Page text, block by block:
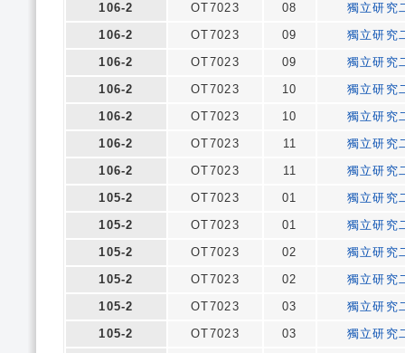
106-2
OT7023 08
獨立研究
106-2
OT7023 09
獨立研究
106-2
OT7023 09
獨立研究
106-2
OT7023 10
獨立研究
106-2
OT7023 10
獨立研究
106-2
OT7023 11
獨立研究
106-2
OT7023 11
獨立研究
105-2
OT7023 01
獨立研究
105-2
OT7023 01
獨立研究
105-2
OT7023 02
獨立研究
105-2
OT7023 02
獨立研究
105-2
OT7023 03
獨立研究
105-2
OT7023 03
獨立研究